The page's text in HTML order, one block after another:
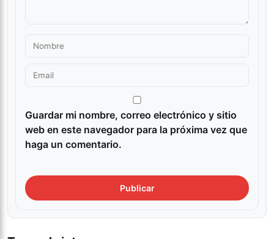
Guardar mi nombre, correo electrónico y sitio
web en este navegador para la próxima vez que
haga un comentario.